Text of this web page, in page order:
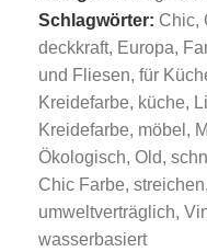
Schlagwörter: Chic,
deckkraft, Europa,
und Fliesen, für
Kreidefarbe, küche,
Kreidefarbe, möbel ,
Ökologisch, Old,
Chic Farbe, streichen,
umweltverträglich,
wasserbasiert